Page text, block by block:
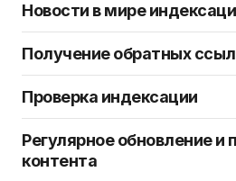
Новости в мире
Получение обратных
Проверка индексации
Регулярное обновление и
контента